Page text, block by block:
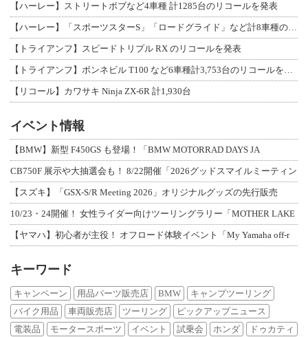
【ハーレー】ストリートボブなど4車種 計1285台のリコールを発表
【ハーレー】「スポーツスターS」「ロードグライド」など計8車種のリコールを発表
【トライアンフ】スピードトリプル RX のリコールを発表
【トライアンフ】ボンネビル T100 など6車種計3,753台のリコールを発表
【リコール】カワサキ Ninja ZX-6R 計1,930台
イベント情報
【BMW】新型 F450GS も登場！「BMW MOTORRAD DAYS JA
CB750F 展示や大抽選会も！ 8/22開催「2026グッドスマイルミーティン
【スズキ】「GSX-S/R Meeting 2026」オリジナルグッズの先行販売
10/23・24開催！ 女性ライダー向けツーリングラリー「MOTHER LAKE
【ヤマハ】初心者が主役！ オフロード体験イベント「My Yamaha off-r
キーワード
キャンペーン 用品パーツ販売店 BMW
キャンプツーリング
バイク用品
車両販売店 ツーリング
ピックアップニュース
電装品
モータースポーツ イベント 試乗会 ホンダ
ドゥカティ